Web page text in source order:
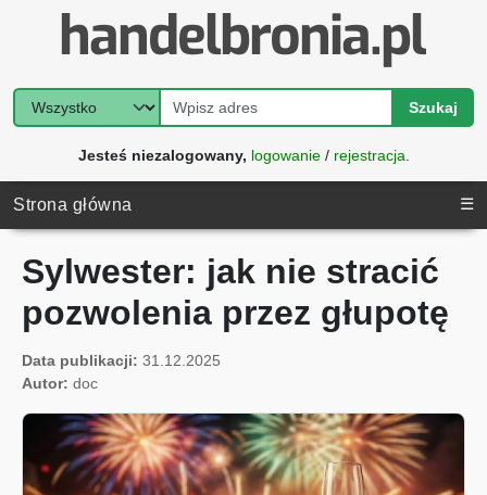
Szukaj
Jesteś niezalogowany, logowanie/ rejestracja
Strona główna ☰
Sylwester: jak nie stracić
pozwolenia przez głupotę
Data publikacji: 31.12.2025
Autor: doc